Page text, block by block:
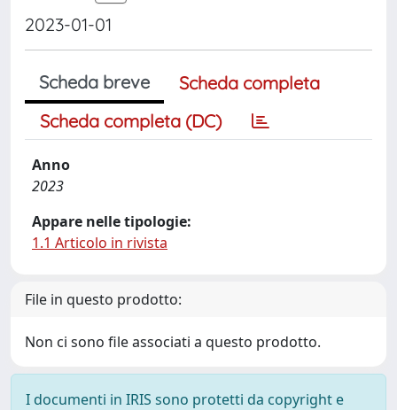
2023-01-01
Scheda breve
Scheda completa
Scheda completa (DC)
Anno
2023
Appare nelle tipologie:
1.1 Articolo in rivista
File in questo prodotto:
Non ci sono file associati a questo prodotto.
I documenti in IRIS sono protetti da copyright e